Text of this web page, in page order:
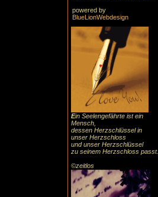
powered by
BlueLionWebdesign
Ein Seelengefährte ist ein
Mensch,
dessen Herzschlüssel in
unser Herzschloss
und unser Herzschlüssel
zu seinem Herzschloss passt.
©zeitlos